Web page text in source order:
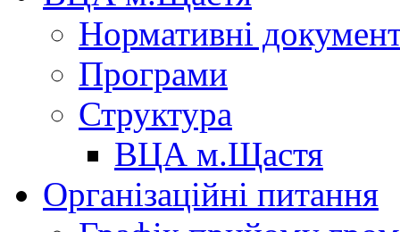
Нормативні
Програми
Структура
ВЦА м.Щастя
Організаційні питання